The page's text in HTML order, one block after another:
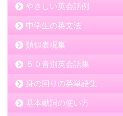
やさしい英会話例
中学生の英文法
類似表現集
５０音別英会話集
身の回りの英単語集
基本動詞の使い方